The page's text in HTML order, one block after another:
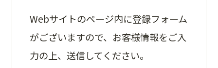
Webサイトのページ内に登録フォーム
がございますので、お客様情報をご入
力の上、送信してください。